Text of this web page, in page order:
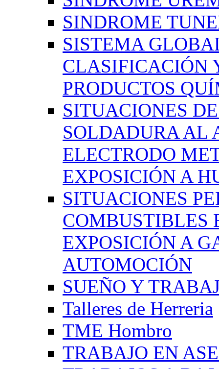
SINDROME
SISTEMA
CLASIFICACIÓN
PRODUCTOS
SITUACIONES
SOLDADURA AL
ELECTRODO
EXPOSICIÓN A
SITUACIONES
COMBUSTIBLES
EXPOSICIÓN A
AUTOMOCIÓN
SUEÑO Y
Talleres de Herreria
TME Hombro
TRABAJO EN